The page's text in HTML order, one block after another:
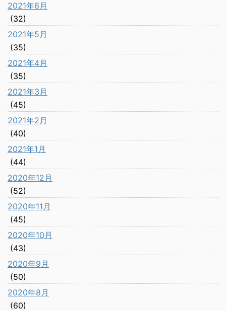
2021年6月
(32)
2021年5月
(35)
2021年4月
(35)
2021年3月
(45)
2021年2月
(40)
2021年1月
(44)
2020年12月
(52)
2020年11月
(45)
2020年10月
(43)
2020年9月
(50)
2020年8月
(60)